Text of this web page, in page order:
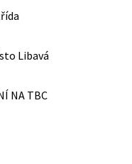
Libavá
NA TBC